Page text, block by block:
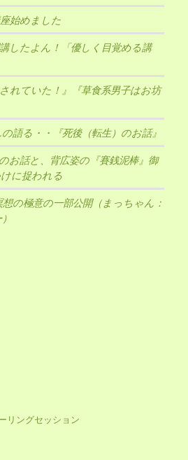
始めました
したよん！「優しく目覚める講
れていた！』『草食系男子はお坊
語る・・『死後（転生）のお話』
お話と、背広姿の『賽銭泥棒』御
に捉われる
の極意の一部公開（まっちゃん：
リングセッション